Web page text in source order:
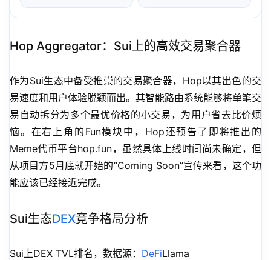
Hop Aggregator：Sui上的高效交易聚合器
作为Sui生态中备受推崇的交易聚合器，Hop以其出色的交
易速度和用户体验脱颖而出。其智能路由系统能够将单笔交
易自动拆分为多个最优价格的小交易，为用户省去比价烦
恼。在右上角的Fun模块中，Hop还预告了即将推出的
Meme代币平台hop.fun，虽然具体上线时间尚未确定，但
从项目方5月底就开始的”Coming Soon”宣传来看，这个功
能应该已经接近完成。
Sui生态DEX竞争格局分析
Sui上DEX TVL排名，数据源： DeFiLlama